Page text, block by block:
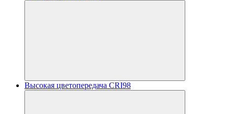
Высокая цветопередача CRI98